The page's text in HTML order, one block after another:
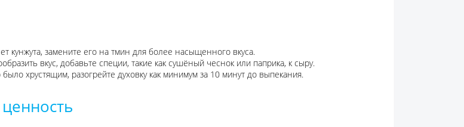
кунжута, замените его на тмин для более насыщенного вкуса.
вкус, добавьте специи, такие как сушёный чеснок или паприка, к сыру.
было хрустящим, разогрейте духовку как минимум за 10 минут до выпекания.